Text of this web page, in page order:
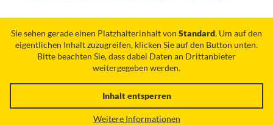
Sie sehen gerade einen Platzhalterinhalt von Standard. Um auf den
eigentlichen Inhalt zuzugreifen, klicken Sie auf den Button unten.
Bitte beachten Sie, dass dabei Daten an Drittanbieter
weitergegeben werden.
Inhalt entsperren
Weitere Informationen